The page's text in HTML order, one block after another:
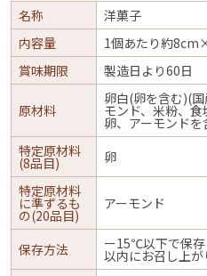
名称
洋菓子
内容量
1個あたり約
賞味期限
製造日より60日
原材料
卵白(卵を含む)(
モンド、米粉、
卵、アーモンドを
特定原材料
(8品目)
卵
特定原材料
に準ずるも
の(20品目)
アーモンド
保存方法 ー15℃以下で保存
以内にお召し上